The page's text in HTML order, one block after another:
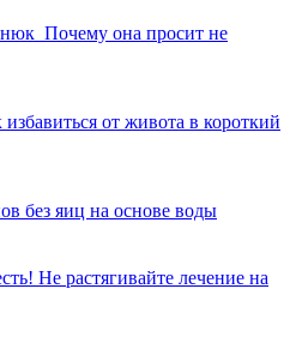
она просит не
от живота в короткий
без яиц на основе воды
Не растягивайте лечение на